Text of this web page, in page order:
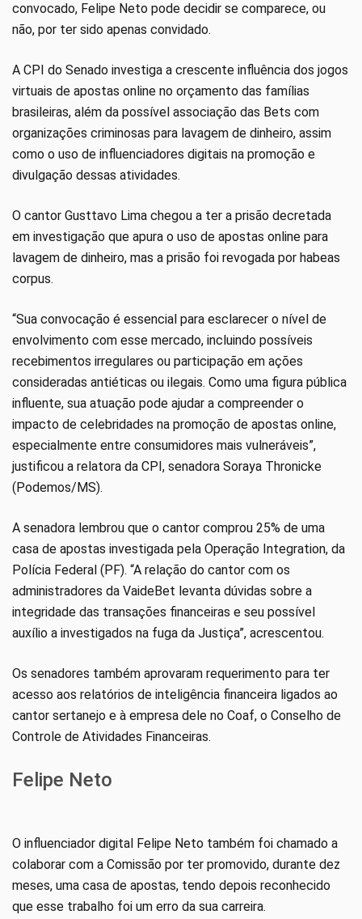
convocado, Felipe Neto pode decidir se comparece, ou
não, por ter sido apenas convidado.
A CPI do Senado investiga a crescente influência dos jogos
virtuais de apostas online no orçamento das famílias
brasileiras, além da possível associação das Bets com
organizações criminosas para lavagem de dinheiro, assim
como o uso de influenciadores digitais na promoção e
divulgação dessas atividades.
O cantor Gusttavo Lima chegou a ter a prisão decretada
em investigação que apura o uso de apostas online para
lavagem de dinheiro, mas a prisão foi revogada por habeas
corpus.
“Sua convocação é essencial para esclarecer o nível de
envolvimento com esse mercado, incluindo possíveis
recebimentos irregulares ou participação em ações
consideradas antiéticas ou ilegais. Como uma figura pública
influente, sua atuação pode ajudar a compreender o
impacto de celebridades na promoção de apostas online,
especialmente entre consumidores mais vulneráveis”,
justificou a relatora da CPI, senadora Soraya Thronicke
(Podemos/MS).
A senadora lembrou que o cantor comprou 25% de uma
casa de apostas investigada pela Operação Integration, da
Polícia Federal (PF). “A relação do cantor com os
administradores da VaideBet levanta dúvidas sobre a
integridade das transações financeiras e seu possível
auxílio a investigados na fuga da Justiça”, acrescentou.
Os senadores também aprovaram requerimento para ter
acesso aos relatórios de inteligência financeira ligados ao
cantor sertanejo e à empresa dele no Coaf, o Conselho de
Controle de Atividades Financeiras.
Felipe Neto
O influenciador digital Felipe Neto também foi chamado a
colaborar com a Comissão por ter promovido, durante dez
meses, uma casa de apostas, tendo depois reconhecido
que esse trabalho foi um erro da sua carreira.